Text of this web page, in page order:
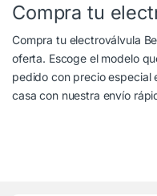
Compra tu
Compra tu electroválvula
oferta. Escoge el modelo
pedido con precio especial
casa con nuestra envío